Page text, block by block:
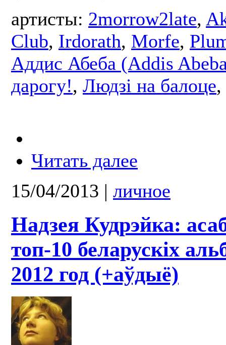
артисты: 2morrow2late,
Club, Irdorath, Morfe,
Аддис Абеба (Addis
дарогу!, Людзі на балоце,
Читать далее
15/04/2013 | личное
Надзея Кудрэйка:
топ-10 беларускіх
2012 год (+аўдыё)